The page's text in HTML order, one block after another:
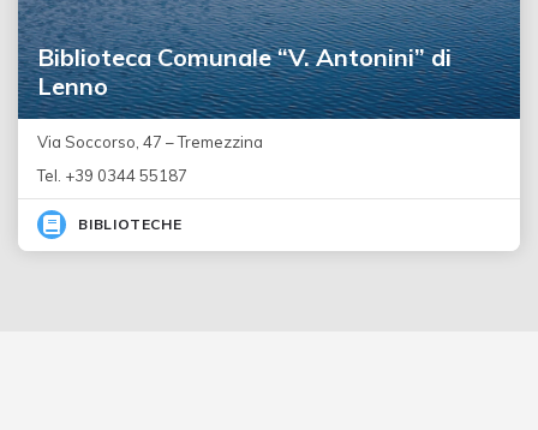
Biblioteca Comunale “V. Antonini” di
Lenno
Via Soccorso, 47 – Tremezzina
Tel. +39 0344 55187
BIBLIOTECHE